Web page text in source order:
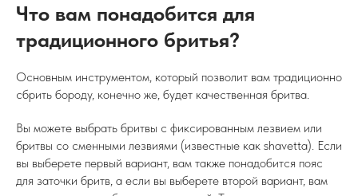
Что вам понадобится для
традиционного бритья?
Основным инструментом, который позволит вам традиционно
сбрить бороду, конечно же, будет качественная бритва.
Вы можете выбрать бритвы с фиксированным лезвием или
бритвы со сменными лезвиями (известные как shavetta). Если
вы выберете первый вариант, вам также понадобится пояс
для заточки бритв, а если вы выберете второй вариант, вам